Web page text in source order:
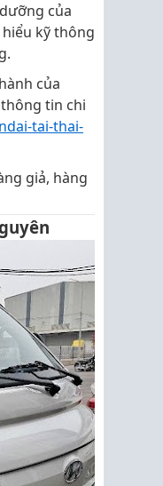
của
kỹ thông
của
tin chi
tai-thai-
giả, hàng